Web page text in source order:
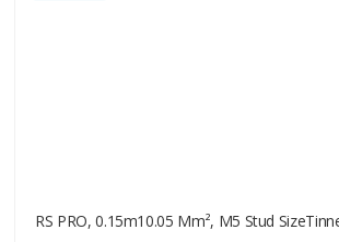
RS PRO, 0.15m10.05 Mm², M5 Stud